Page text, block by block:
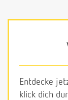
Entdecke
klick dich